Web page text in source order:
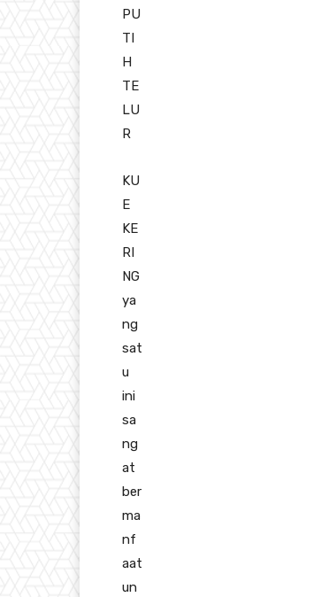
PU
TI
H
TE
LU
R
KU
E
KE
RI
NG
ya
ng
sat
u
ini
sa
ng
at
ber
ma
nf
aat
un